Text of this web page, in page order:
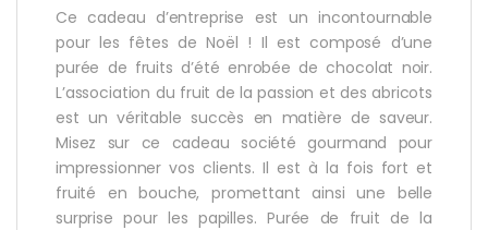
Ce cadeau d’entreprise est un incontournable
pour les fêtes de Noël ! Il est composé d’une
purée de fruits d’été enrobée de chocolat noir.
L’association du fruit de la passion et des abricots
est un véritable succès en matière de saveur.
Misez sur ce cadeau société gourmand pour
impressionner vos clients. Il est à la fois fort et
fruité en bouche, promettant ainsi une belle
surprise pour les papilles. Purée de fruit de la